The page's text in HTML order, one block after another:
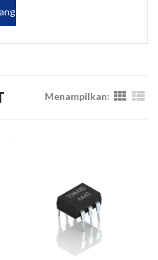
Menampilkan: